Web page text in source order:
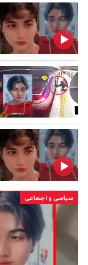
سیاسی و اجتماعی